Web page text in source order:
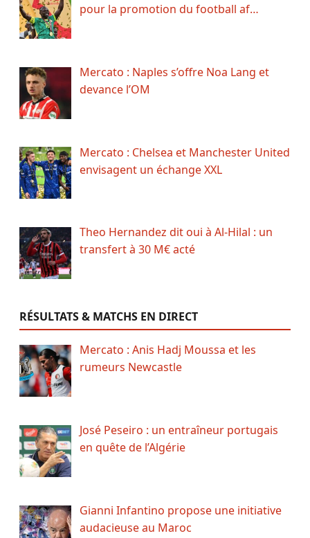
pour la promotion du football af…
Mercato : Naples s’offre Noa Lang et
devance l’OM
Mercato : Chelsea et Manchester United
envisagent un échange XXL
Theo Hernandez dit oui à Al-Hilal : un
transfert à 30 M€ acté
RÉSULTATS & MATCHS EN DIRECT
Mercato : Anis Hadj Moussa et les
rumeurs Newcastle
José Peseiro : un entraîneur portugais
en quête de l’Algérie
Gianni Infantino propose une initiative
audacieuse au Maroc